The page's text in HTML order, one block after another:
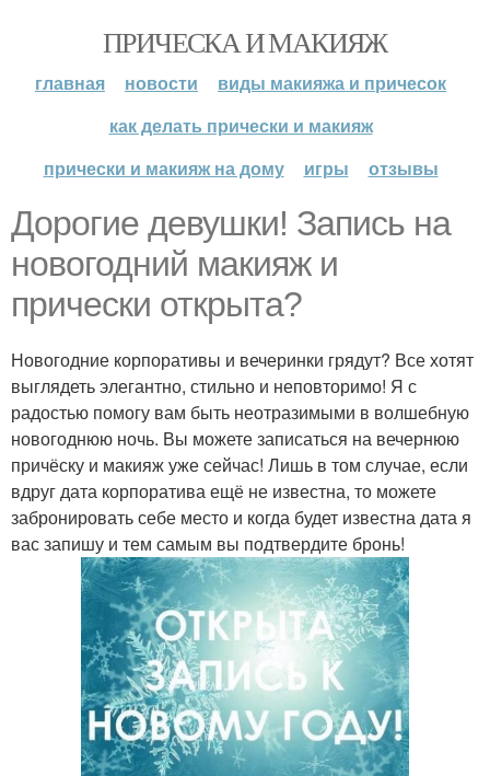
ПРИЧЕСКА И МАКИЯЖ
главная новости
виды макияжа и причесок
как делать прически и макияж
прически и макияж на дому
игры отзывы
Дорогие девушки! Запись на
новогодний макияж и
прически открыта?
Новогодние корпоративы и вечеринки грядут? Все хотят
выглядеть элегантно, стильно и неповторимо! Я с
радостью помогу вам быть неотразимыми в волшебную
новогоднюю ночь. Вы можете записаться на вечернюю
причёску и макияж уже сейчас! Лишь в том случае, если
вдруг дата корпоратива ещё не известна, то можете
забронировать себе место и когда будет известна дата я
вас запишу и тем самым вы подтвердите бронь!